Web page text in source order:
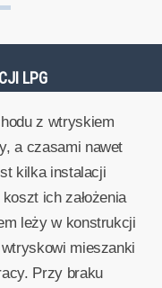
LPG
z wtryskiem
a czasami nawet
kilka instalacji
ich założenia
leży w konstrukcji
mieszanki
Przy braku